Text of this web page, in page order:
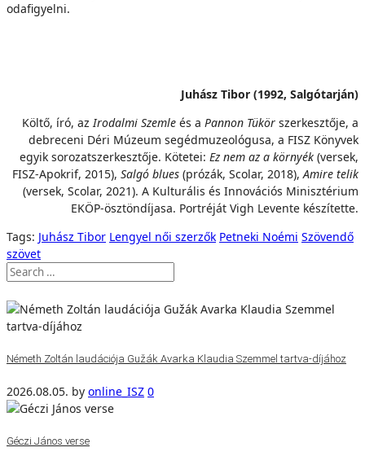
odafigyelni.
Juhász Tibor (1992, Salgótarján)
Költő, író, azIrodalmi Szemle és a Pannon Tükör szerkesztője, a
debreceni Déri Múzeum segédmuzeológusa, a FISZ Könyvek
egyik sorozatszerkesztője. Kötetei: Ez nem az a környék (versek,
FISZ-Apokrif, 2015), Salgó blues (prózák, Scolar, 2018),Amire telik
(versek, Scolar, 2021). A Kulturális és Innovációs Minisztérium
EKÖP-ösztöndíjasa. Portréját Vigh Levente készítette.
Tags: Juhász Tibor Lengyel női szerzők Petneki Noémi Szövendő
szövet
Németh Zoltán laudációja Gužák Avarka Klaudia Szemmel tartva-díjához
2026.08.05. by online_ISZ 0
Géczi János verse